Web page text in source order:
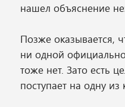
нашел объяснение
Позже оказывается,
ни одной
тоже нет. Зато есть
поступает на одну